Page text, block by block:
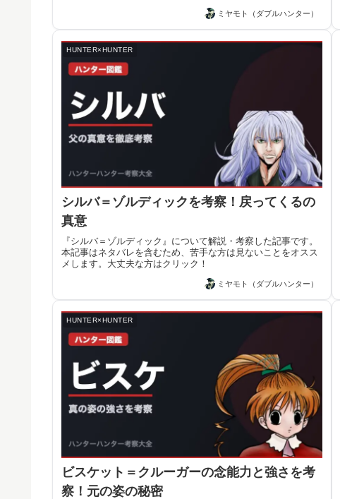
ミヤモト（ダブルハンター）
HUNTER×HUNTER
シルバ＝ゾルディックを考察！戻ってくるの
真意
『シルバ＝ゾルディック』について解説・考察した記事です。
本記事はネタバレを含むため、苦手な方は見ないことをオスス
メします。大丈夫な方はクリック！
ミヤモト（ダブルハンター）
HUNTER×HUNTER
ビスケット＝クルーガーの念能力と強さを考
察！元の姿の秘密